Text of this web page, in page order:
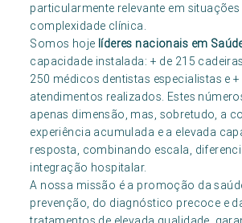
particularmente relevante em
complexidade clínica.
Somos hoje líderes nacionais em
capacidade instalada: + de 215
250 médicos dentistas especialistas e
atendimentos realizados. Estes
apenas dimensão, mas, sobretudo, a
experiência acumulada e a elevada
resposta, combinando escala,
integração hospitalar.
A nossa missão é a promoção da
prevenção, do diagnóstico precoce e